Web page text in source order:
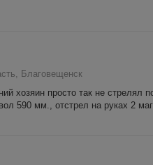
Благовещенск
хозяин просто так не стрелял
590 мм., отстрел на руках 2